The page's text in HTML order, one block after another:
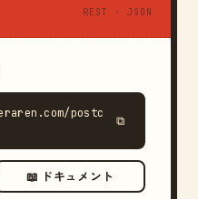
REST · JSON
postc
⧉
📖 ドキュメント